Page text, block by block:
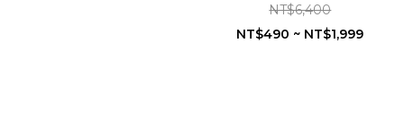
NT$6,400
NT$490 ~ NT$1,999